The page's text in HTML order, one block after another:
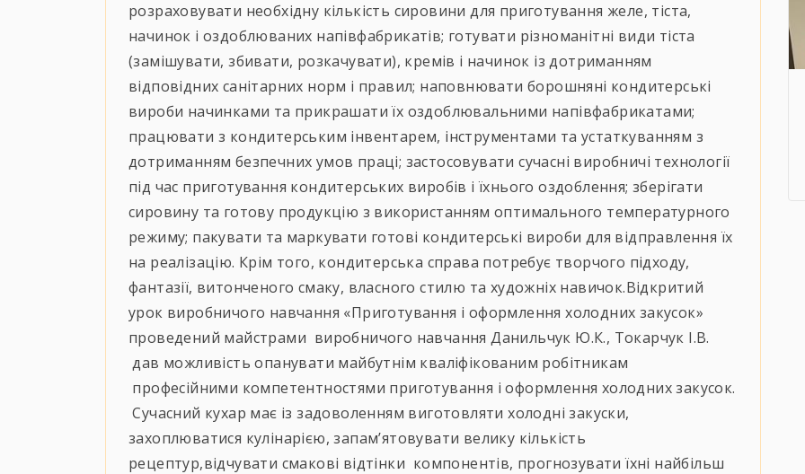
розраховувати необхідну кількість сировини для приготування желе, тіста,
начинок і оздоблюваних напівфабрикатів; готувати різноманітні види тіста
(замішувати, збивати, розкачувати), кремів і начинок із дотриманням
відповідних санітарних норм і правил; наповнювати борошняні кондитерські
вироби начинками та прикрашати їх оздоблювальними напівфабрикатами;
працювати з кондитерським інвентарем, інструментами та устаткуванням з
дотриманням безпечних умов праці; застосовувати сучасні виробничі технології
під час приготування кондитерських виробів і їхнього оздоблення; зберігати
сировину та готову продукцію з використанням оптимального температурного
режиму; пакувати та маркувати готові кондитерські вироби для відправлення їх
на реалізацію. Крім того, кондитерська справа потребує творчого підходу,
фантазії, витонченого смаку, власного стилю та художніх навичок.Відкритий
урок виробничого навчання «Приготування і оформлення холодних закусок»
проведений майстрами виробничого навчання Данильчук Ю.К., Токарчук І.В.
дав можливість опанувати майбутнім кваліфікованим робітникам
професійними компетентностями приготування і оформлення холодних закусок.
Сучасний кухар має із задоволенням виготовляти холодні закуски,
захоплюватися кулінарією, запам’ятовувати велику кількість
рецептур,відчувати смакові відтінки компонентів, прогнозувати їхні найбільш